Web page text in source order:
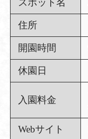
スポット名
住所
開園時間
休園日
入園料金
Webサイト